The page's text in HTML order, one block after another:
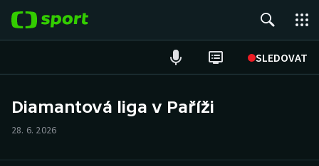
SLEDOVAT
Hokej
Tenis
Diamantová liga v Paříži
28. 6. 2026